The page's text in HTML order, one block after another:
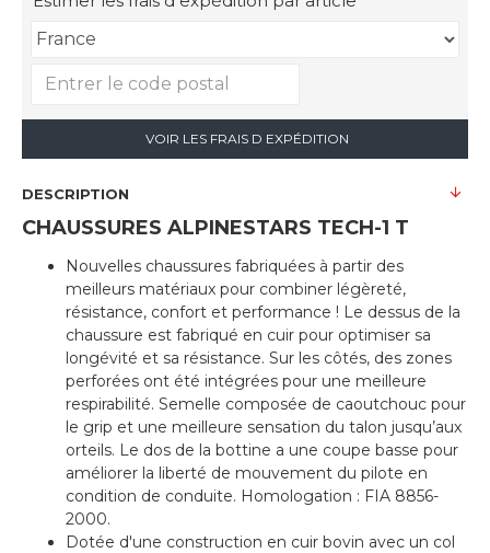
VOIR LES FRAIS D EXPÉDITION
DESCRIPTION
CHAUSSURES ALPINESTARS TECH-1 T
Nouvelles chaussures fabriquées à partir des
meilleurs matériaux pour combiner légèreté,
résistance, confort et performance ! Le dessus de la
chaussure est fabriqué en cuir pour optimiser sa
longévité et sa résistance. Sur les côtés, des zones
perforées ont été intégrées pour une meilleure
respirabilité. Semelle composée de caoutchouc pour
le grip et une meilleure sensation du talon jusqu’aux
orteils. Le dos de la bottine a une coupe basse pour
améliorer la liberté de mouvement du pilote en
condition de conduite. Homologation : FIA 8856-
2000.
Dotée d'une construction en cuir bovin avec un col